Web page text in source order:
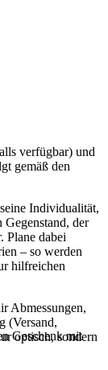
verfügbar) und
gemäß den
Individualität,
der
Plane dabei
– so werden
hilfreichen
Abmessungen,
(Versand,
optisch, sondern
Geschenk mit